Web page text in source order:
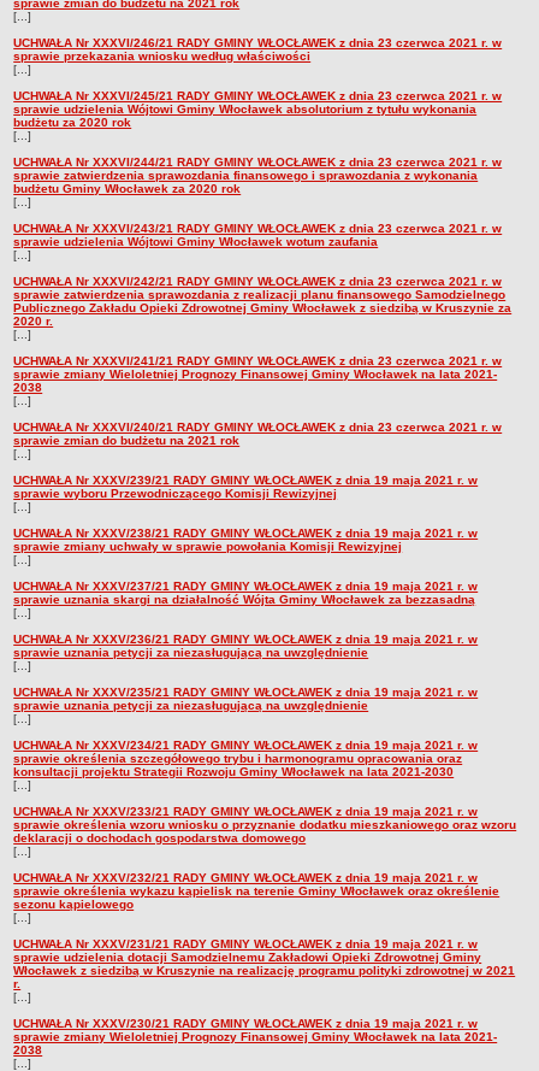
sprawie zmian do budżetu na 2021 rok
[...]
UCHWAŁA Nr XXXVI/246/21 RADY GMINY WŁOCŁAWEK z dnia 23 czerwca 2021 r. w
sprawie przekazania wniosku według właściwości
[...]
UCHWAŁA Nr XXXVI/245/21 RADY GMINY WŁOCŁAWEK z dnia 23 czerwca 2021 r. w
sprawie udzielenia Wójtowi Gminy Włocławek absolutorium z tytułu wykonania
budżetu za 2020 rok
[...]
UCHWAŁA Nr XXXVI/244/21 RADY GMINY WŁOCŁAWEK z dnia 23 czerwca 2021 r. w
sprawie zatwierdzenia sprawozdania finansowego i sprawozdania z wykonania
budżetu Gminy Włocławek za 2020 rok
[...]
UCHWAŁA Nr XXXVI/243/21 RADY GMINY WŁOCŁAWEK z dnia 23 czerwca 2021 r. w
sprawie udzielenia Wójtowi Gminy Włocławek wotum zaufania
[...]
UCHWAŁA Nr XXXVI/242/21 RADY GMINY WŁOCŁAWEK z dnia 23 czerwca 2021 r. w
sprawie zatwierdzenia sprawozdania z realizacji planu finansowego Samodzielnego
Publicznego Zakładu Opieki Zdrowotnej Gminy Włocławek z siedzibą w Kruszynie za
2020 r.
[...]
UCHWAŁA Nr XXXVI/241/21 RADY GMINY WŁOCŁAWEK z dnia 23 czerwca 2021 r. w
sprawie zmiany Wieloletniej Prognozy Finansowej Gminy Włocławek na lata 2021-
2038
[...]
UCHWAŁA Nr XXXVI/240/21 RADY GMINY WŁOCŁAWEK z dnia 23 czerwca 2021 r. w
sprawie zmian do budżetu na 2021 rok
[...]
UCHWAŁA Nr XXXV/239/21 RADY GMINY WŁOCŁAWEK z dnia 19 maja 2021 r. w
sprawie wyboru Przewodniczącego Komisji Rewizyjnej
[...]
UCHWAŁA Nr XXXV/238/21 RADY GMINY WŁOCŁAWEK z dnia 19 maja 2021 r. w
sprawie zmiany uchwały w sprawie powołania Komisji Rewizyjnej
[...]
UCHWAŁA Nr XXXV/237/21 RADY GMINY WŁOCŁAWEK z dnia 19 maja 2021 r. w
sprawie uznania skargi na działalność Wójta Gminy Włocławek za bezzasadną
[...]
UCHWAŁA Nr XXXV/236/21 RADY GMINY WŁOCŁAWEK z dnia 19 maja 2021 r. w
sprawie uznania petycji za niezasługującą na uwzględnienie
[...]
UCHWAŁA Nr XXXV/235/21 RADY GMINY WŁOCŁAWEK z dnia 19 maja 2021 r. w
sprawie uznania petycji za niezasługującą na uwzględnienie
[...]
UCHWAŁA Nr XXXV/234/21 RADY GMINY WŁOCŁAWEK z dnia 19 maja 2021 r. w
sprawie określenia szczegółowego trybu i harmonogramu opracowania oraz
konsultacji projektu Strategii Rozwoju Gminy Włocławek na lata 2021-2030
[...]
UCHWAŁA Nr XXXV/233/21 RADY GMINY WŁOCŁAWEK z dnia 19 maja 2021 r. w
sprawie określenia wzoru wniosku o przyznanie dodatku mieszkaniowego oraz wzoru
deklaracji o dochodach gospodarstwa domowego
[...]
UCHWAŁA Nr XXXV/232/21 RADY GMINY WŁOCŁAWEK z dnia 19 maja 2021 r. w
sprawie określenia wykazu kąpielisk na terenie Gminy Włocławek oraz określenie
sezonu kąpielowego
[...]
UCHWAŁA Nr XXXV/231/21 RADY GMINY WŁOCŁAWEK z dnia 19 maja 2021 r. w
sprawie udzielenia dotacji Samodzielnemu Zakładowi Opieki Zdrowotnej Gminy
Włocławek z siedzibą w Kruszynie na realizację programu polityki zdrowotnej w 2021
r.
[...]
UCHWAŁA Nr XXXV/230/21 RADY GMINY WŁOCŁAWEK z dnia 19 maja 2021 r. w
sprawie zmiany Wieloletniej Prognozy Finansowej Gminy Włocławek na lata 2021-
2038
[...]